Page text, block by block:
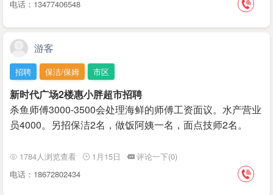
电话：13477406548
游客
招聘 保洁/保姆 市区
新时代广场2楼惠小胖超市招聘
杀鱼师傅3000-3500会处理海鲜的师傅工资面议。水产营业
员4000。另招保洁2名，做饭阿姨一名，面点技师2名。
1784人浏览查看 1月15日
评论一下(0)
电话：18672802434